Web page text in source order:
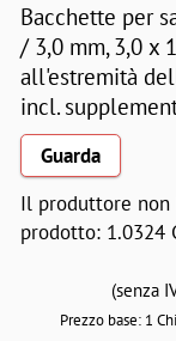
Bacchette per
/ 3,0 mm, 3,0 x
all'estremità
incl.
Guarda
Il produttore non
prodotto: 1.0324
(senza
Prezzo base: 1